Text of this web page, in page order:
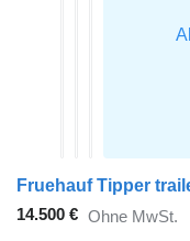
Fruehauf Tipper
14.500 € Ohne MwSt.